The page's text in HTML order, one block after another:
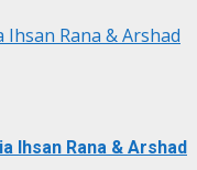
Ihsan Rana & Arshad
Ihsan Rana & Arshad